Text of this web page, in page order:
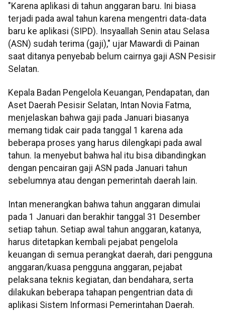
"Karena aplikasi di tahun anggaran baru. Ini biasa
terjadi pada awal tahun karena mengentri data-data
baru ke aplikasi (SIPD). Insyaallah Senin atau Selasa
(ASN) sudah terima (gaji)," ujar Mawardi di Painan
saat ditanya penyebab belum cairnya gaji ASN Pesisir
Selatan.
Kepala Badan Pengelola Keuangan, Pendapatan, dan
Aset Daerah Pesisir Selatan, Intan Novia Fatma,
menjelaskan bahwa gaji pada Januari biasanya
memang tidak cair pada tanggal 1 karena ada
beberapa proses yang harus dilengkapi pada awal
tahun. Ia menyebut bahwa hal itu bisa dibandingkan
dengan pencairan gaji ASN pada Januari tahun
sebelumnya atau dengan pemerintah daerah lain.
Intan menerangkan bahwa tahun anggaran dimulai
pada 1 Januari dan berakhir tanggal 31 Desember
setiap tahun. Setiap awal tahun anggaran, katanya,
harus ditetapkan kembali pejabat pengelola
keuangan di semua perangkat daerah, dari pengguna
anggaran/kuasa pengguna anggaran, pejabat
pelaksana teknis kegiatan, dan bendahara, serta
dilakukan beberapa tahapan pengentrian data di
aplikasi Sistem Informasi Pemerintahan Daerah.